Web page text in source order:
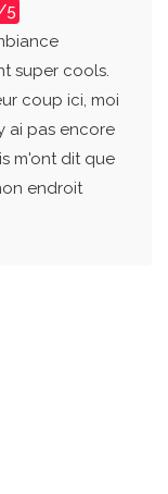
5
super cools.
coup ici, moi
ai pas encore
m'ont dit que
endroit